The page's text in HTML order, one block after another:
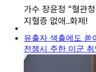
유출자 색출에도
전쟁시 주한 미군